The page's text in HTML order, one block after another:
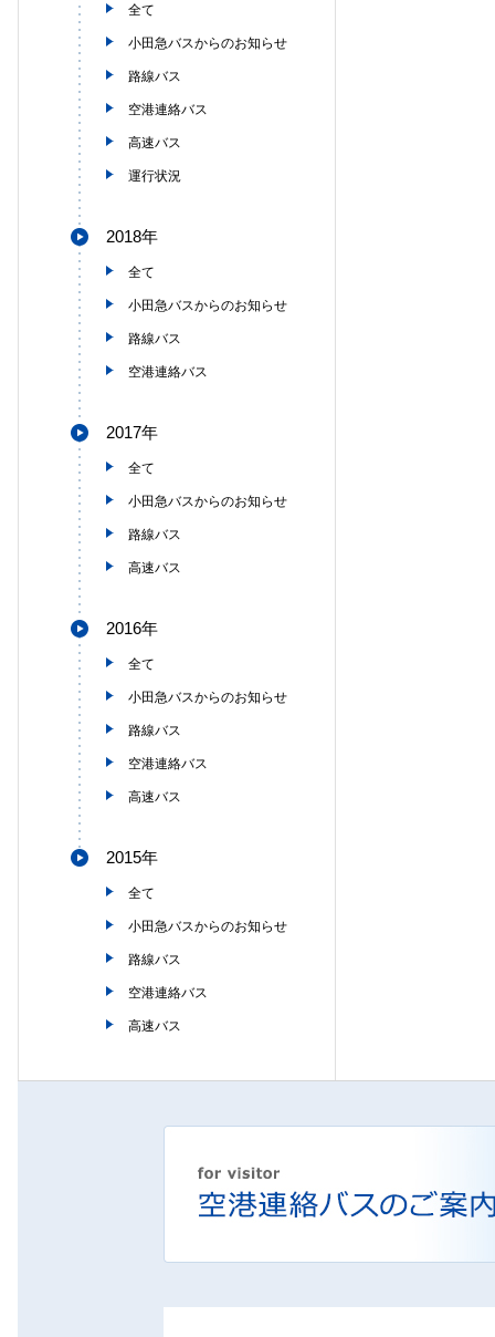
全て
小田急バスからのお知らせ
路線バス
空港連絡バス
高速バス
運行状況
2018年
全て
小田急バスからのお知らせ
路線バス
空港連絡バス
2017年
全て
小田急バスからのお知らせ
路線バス
高速バス
2016年
全て
小田急バスからのお知らせ
路線バス
空港連絡バス
高速バス
2015年
全て
小田急バスからのお知らせ
路線バス
空港連絡バス
高速バス